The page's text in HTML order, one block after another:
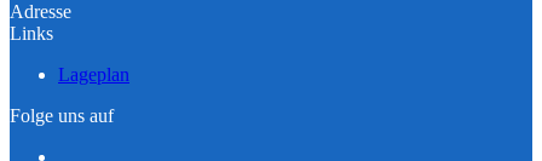
Adresse
Links
Lageplan
Folge uns auf